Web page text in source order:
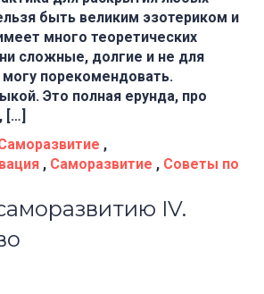
быть великим эзотериком и
много теоретических
сложные, долгие и не для
порекомендовать.
Это полная ерунда, про
[…]
,
, Саморазвитие , Советы по
IV.